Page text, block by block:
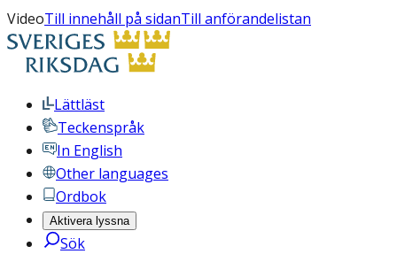
VideoTill innehåll på sidanTill anförandelistan
Lättläst
Teckenspråk
In English
Other languages
Ordbok
Aktivera lyssna
Sök